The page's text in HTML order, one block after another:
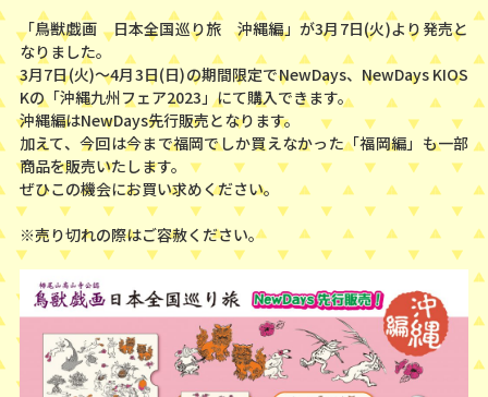
「鳥獣戯画 日本全国巡り旅 沖縄編」が3月7日(火)より発売と
なりました。
3月7日(火)〜4月3日(日)の期間限定でNewDays、NewDays KIOS
Kの「沖縄九州フェア2023」にて購入できます。
沖縄編はNewDays先行販売となります。
加えて、今回は今まで福岡でしか買えなかった「福岡編」も一部
商品を販売いたします。
ぜひこの機会にお買い求めください。
※売り切れの際はご容赦ください。